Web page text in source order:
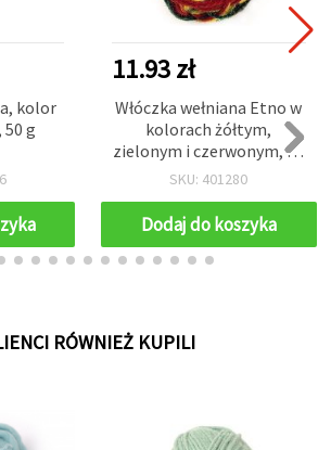
kolor
g
11.93 zł
Włóczka wełniana Etno w
kolorach żółtym,
zielonym i czerwonym, do
ręcznie robionej odzieży i
SKU: 401280
Dodaj do koszyka
RÓWNIEŻ KUPILI